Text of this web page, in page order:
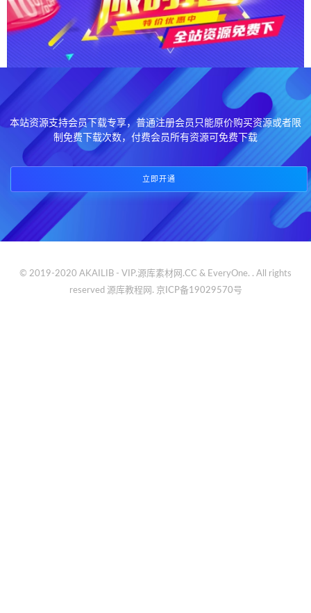
本站资源支持会员下载专享，普通注册会员只能原价购买资源或者限
制免费下载次数，付费会员所有资源可免费下载
立即开通
© 2019-2020 AKAILIB - VIP.源库素材网.CC & EveryOne. . All rights
reserved 源库教程网. 京ICP备19029570号